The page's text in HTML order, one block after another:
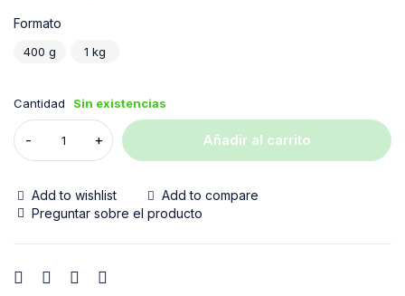
Formato
400 g 1 kg
Cantidad Sin existencias
Añadir al carrito
Add to wishlist
Add to compare
Preguntar sobre el producto